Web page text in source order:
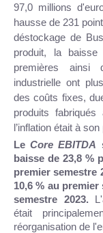
97,0 millions
hausse de 231
déstockage de
produit, la
premières ainsi
industrielle ont
des coûts fixes,
produits
l’inflation était à
LeCore EBITDA
baisse de 23,8 %
premier semestre
10,6 % au
semestre 2023.
était
réorganisation de